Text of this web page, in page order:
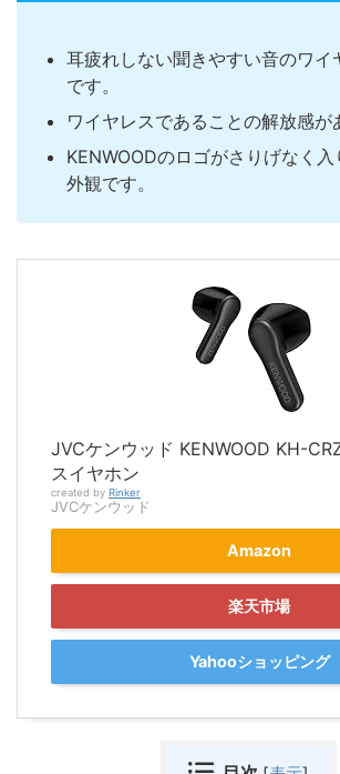
耳疲れしない聞きやすい音のワイ
です。
ワイヤレスであることの解放感が
KENWOODのロゴがさりげなく
外観です。
JVCケンウッド KENWOOD KH-
スイヤホン
created by Rinker
JVCケンウッド
Amazon
楽天市場
Yahooショッピング